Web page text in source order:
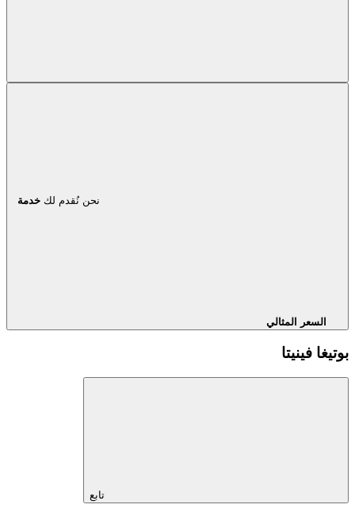
نحن نُقدم لك خدمة
السعر المثالي
بوتيغا فينيتا
تابع